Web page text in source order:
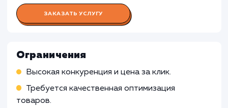
Мониторинг и оптимизация кампаний,
управление ставками, анализ конверсии
Работа Специалиста по работе с
Яндекс Маркетом
Работа SEO-специалиста